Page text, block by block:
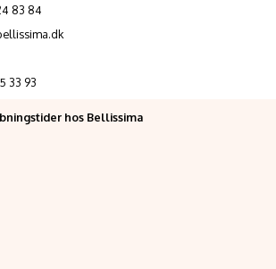
83 84
33 93
hos Bellissima